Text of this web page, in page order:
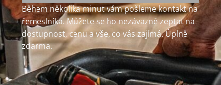
Během několika minut vám pošleme kontakt na
řemeslníka. Můžete se ho nezávazně zeptat na
dostupnost, cenu a vše, co vás zajímá. Úplně
zdarma.